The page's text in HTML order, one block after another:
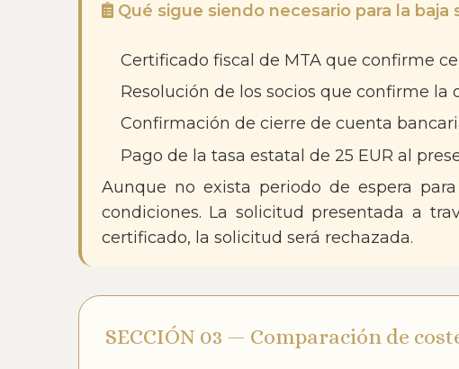
Qué sigue siendo necesario para la baja
Certificado fiscal de MTA que confirme
Resolución de los socios que confirme
Confirmación de cierre de cuenta
Pago de la tasa estatal de 25 EUR al
Aunque no exista periodo de espera
condiciones. La solicitud presentada a
certificado, la solicitud será rechazada.
SECCIÓN 03 — Comparación de